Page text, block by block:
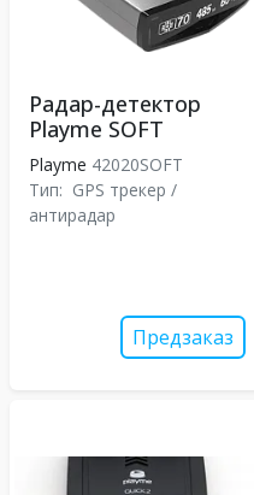
Радар-детектор
Playme SOFT
Playme 42020SOFT
Тип: GPS трекер /
антирадар
Предзаказ